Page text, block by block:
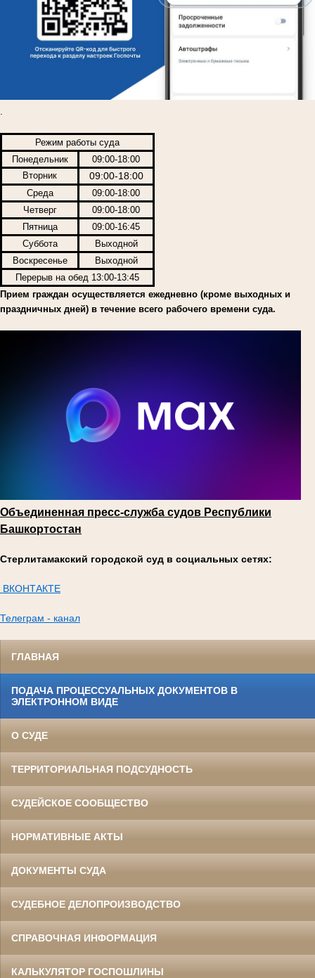
Режим работы суда
Понедельник
09:00-18:00
Вторник
09:00-18:00
Среда
09:00-18:00
Четверг
09:00-18:00
Пятница
09:00-16:45
Суббота
Выходной
Воскресенье
Выходной
Перерыв на обед 13:00-13:45
Прием граждан осуществляется ежедневно (кроме выходных и
праздничных дней) в течение всего рабочего времени суда.
Объединенная пресс-служба судов Республики
Башкортостан
Стерлитамакский городской суд в социальных сетях:
ВКОНТАКТЕ
Телеграм - канал
ГЛАВНАЯ
ПОДАЧА ПРОЦЕССУАЛЬНЫХ ДОКУМЕНТОВ В
ЭЛЕКТРОННОМ ВИДЕ
О СУДЕ
ТЕРРИТОРИАЛЬНАЯ ПОДСУДНОСТЬ
СУДЕЙСКОЕ СООБЩЕСТВО
НОРМАТИВНЫЕ АКТЫ
ДОКУМЕНТЫ СУДА
СУДЕБНОЕ ДЕЛОПРОИЗВОДСТВО
СПРАВОЧНАЯ ИНФОРМАЦИЯ
КАЛЬКУЛЯТОР ГОСПОШЛИНЫ